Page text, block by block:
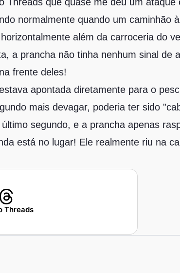
normalmente quando um caminhão
além da carroceria do
a prancha não tinha nenhum sinal de
frente deles!
apontada diretamente para o
mais devagar, poderia ter sido
último segundo, e a prancha apenas
está no lugar! Ele realmente riu na
Threads